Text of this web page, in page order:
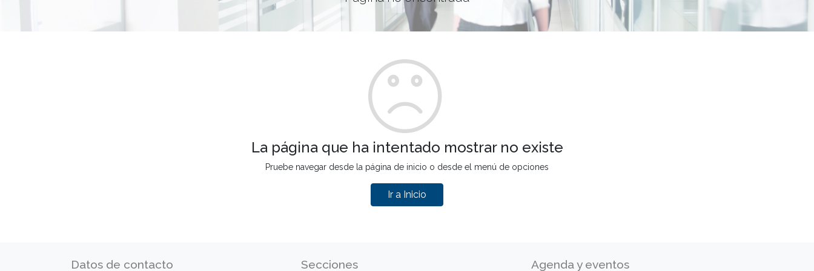
La página que ha intentado mostrar no existe
Pruebe navegar desde la página de inicio o desde el menú de opciones
Ir a Inicio
Datos de contacto Secciones Agenda y eventos